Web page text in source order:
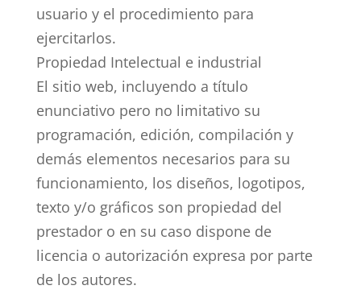
usuario y el procedimiento para
ejercitarlos.
Propiedad Intelectual e industrial
El sitio web, incluyendo a título
enunciativo pero no limitativo su
programación, edición, compilación y
demás elementos necesarios para su
funcionamiento, los diseños, logotipos,
texto y/o gráficos son propiedad del
prestador o en su caso dispone de
licencia o autorización expresa por parte
de los autores.